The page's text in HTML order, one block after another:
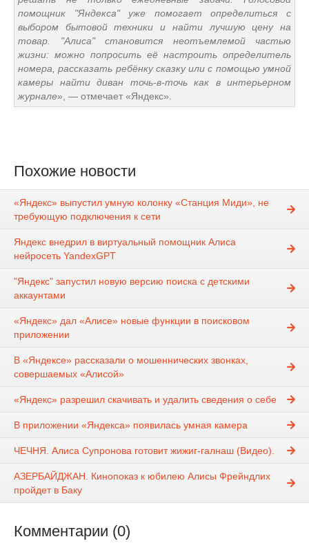
помощник "Яндекса" уже помогает определиться с
выбором бытовой техники и найти лучшую цену на
товар. "Алиса" становится неотъемлемой частью
жизни: можно попросить её настроить определитель
номера, рассказать ребёнку сказку или с помощью умной
камеры найти диван точь-в-точь как в интерьерном
журнале», — отмечает «Яндекс».
Похожие новости
«Яндекс» выпустил умную колонку «Станция Миди», не
требующую подключения к сети
Яндекс внедрил в виртуальный помощник Алиса
нейросеть YandexGPT
"Яндекс" запустил новую версию поиска с детскими
аккаунтами
«Яндекс» дал «Алисе» новые функции в поисковом
приложении
В «Яндексе» рассказали о мошеннических звонках,
совершаемых «Алисой»
«Яндекс» разрешил скачивать и удалить сведения о себе
В приложении «Яндекса» появилась умная камера
ЧЕЧНЯ. Алиса Супронова готовит жижиг-галнаш (Видео).
АЗЕРБАЙДЖАН. Кинопоказ к юбилею Алисы Фрейндлих
пройдет в Баку
Комментарии (0)